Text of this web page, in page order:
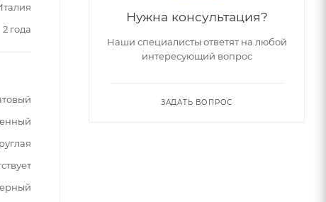
2 года
Нужна консультация?
Наши специалисты ответят на любой
интересующий вопрос
ЗАДАТЬ ВОПРОС